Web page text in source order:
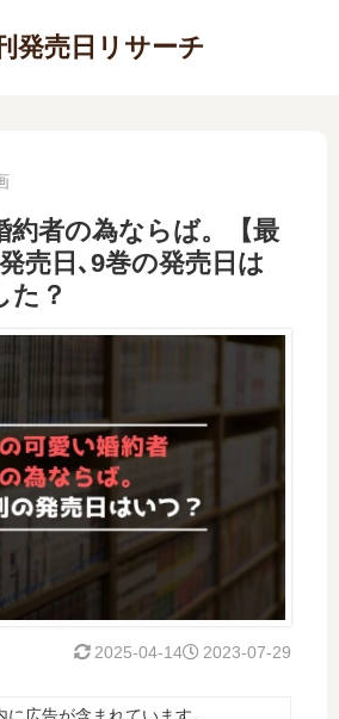
発売日リサーチ
約者の為ならば。【最
売日､9巻の発売日は
た？
2023-07-29
2025-04-14
に広告が含まれています。